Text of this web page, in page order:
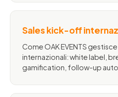
Sales kick-off
Come OAK EVENTS
internazionali: white label,
gamification, follow-up